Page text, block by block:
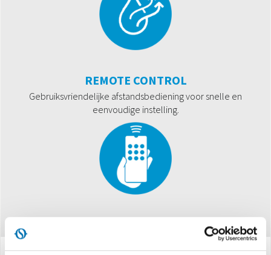
REMOTE CONTROL
Gebruiksvriendelijke afstandsbediening voor snelle en
eenvoudige instelling.